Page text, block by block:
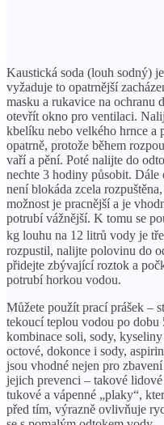
Kaustická soda (louh sodný)
vyžaduje to opatrnější
masku a rukavice na ochranu
otevřít okno pro ventilaci.
kbelíku nebo velkého hrnce
opatrně, protože během
vaří a pění. Poté nalijte do
nechte 3 hodiny působit. Dále
není blokáda zcela
možnost je pracnější a je
potrubí vážnější. K tomu se
kg louhu na 12 litrů vody je
rozpustil, nalijte polovinu do
přidejte zbývající roztok a
potrubí horkou vodou.
Můžete použít prací prášek –
tekoucí teplou vodou po
kombinace soli, sody,
octové, dokonce i sody,
jsou vhodné nejen pro
jejich prevenci – takové
tukové a vápenné „plaky“,
před tím, výrazně ovlivňuje